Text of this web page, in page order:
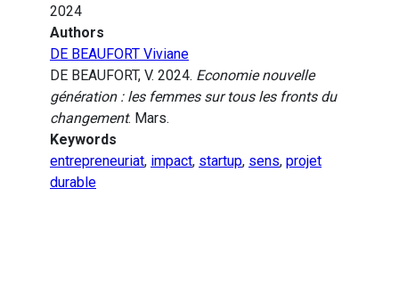
2024
Authors
DE BEAUFORT Viviane
DE BEAUFORT, V. 2024. Economie nouvelle
génération : les femmes sur tous les fronts du
changement. Mars.
Keywords
entrepreneuriat, impact, startup, sens, projet
durable